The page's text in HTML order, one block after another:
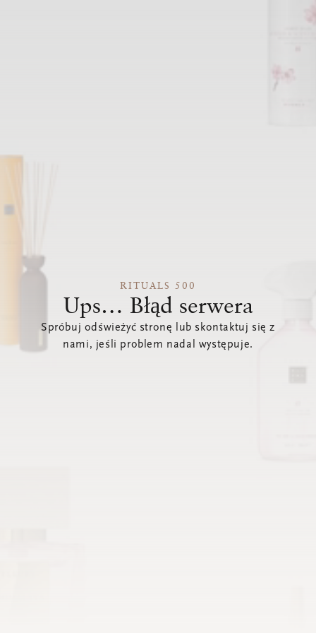
RITUALS 500
Ups… Błąd serwera
Spróbuj odświeżyć stronę lub skontaktuj się z
nami, jeśli problem nadal występuje.